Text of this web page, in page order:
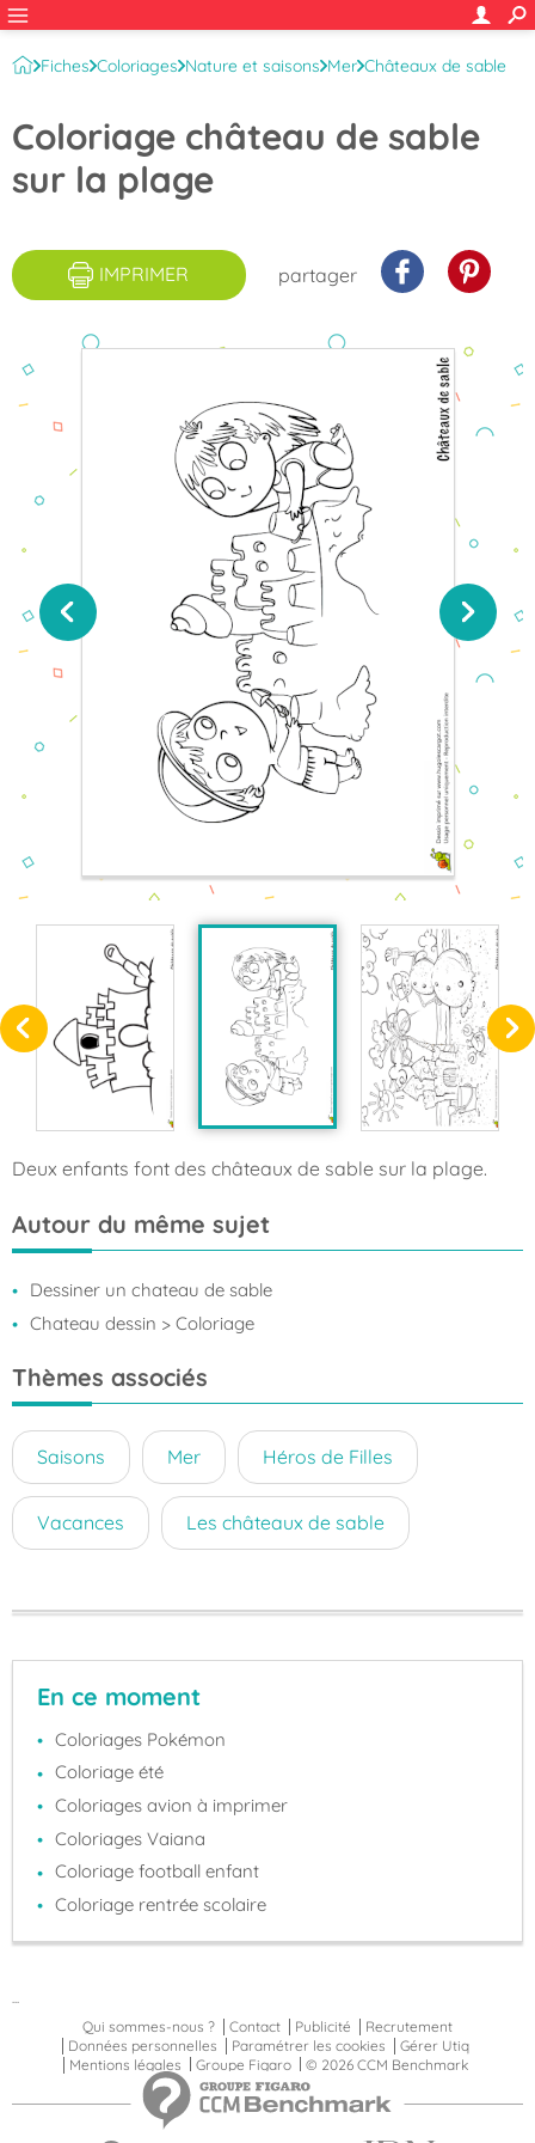
Fiches Coloriages Nature et saisons Mer Châteaux de sable
Coloriage château de sable
sur la plage
IMPRIMER partager
Deux enfants font des châteaux de sable sur la plage.
Autour du même sujet
Dessiner un chateau de sable
Chateau dessin > Coloriage
Thèmes associés
Saisons Mer Héros de Filles
Vacances Les châteaux de sable
En ce moment
Coloriages Pokémon
Coloriage été
Coloriages avion à imprimer
Coloriages Vaiana
Coloriage football enfant
Coloriage rentrée scolaire
Qui sommes-nous ?
Contact Publicité
Recrutement
Données personnelles
Paramétrer les cookies
Gérer Utiq
Mentions légales
Groupe Figaro © 2026 CCM Benchmark